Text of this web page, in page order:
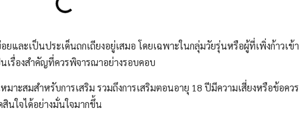
และเป็นประเด็นถกเถียงอยู่เสมอ โดยเฉพาะในกลุ่มวัยรุ่นหรือผู้ที่เพิ่งก้าวเข้า
เรื่องสำคัญที่ควรพิจารณาอย่างรอบคอบ
มาะสมสำหรับการเสริม รวมถึงการเสริมตอนอายุ 18 ปีมีความเสี่ยงหรือข้อควร
นใจได้อย่างมั่นใจมากขึ้น